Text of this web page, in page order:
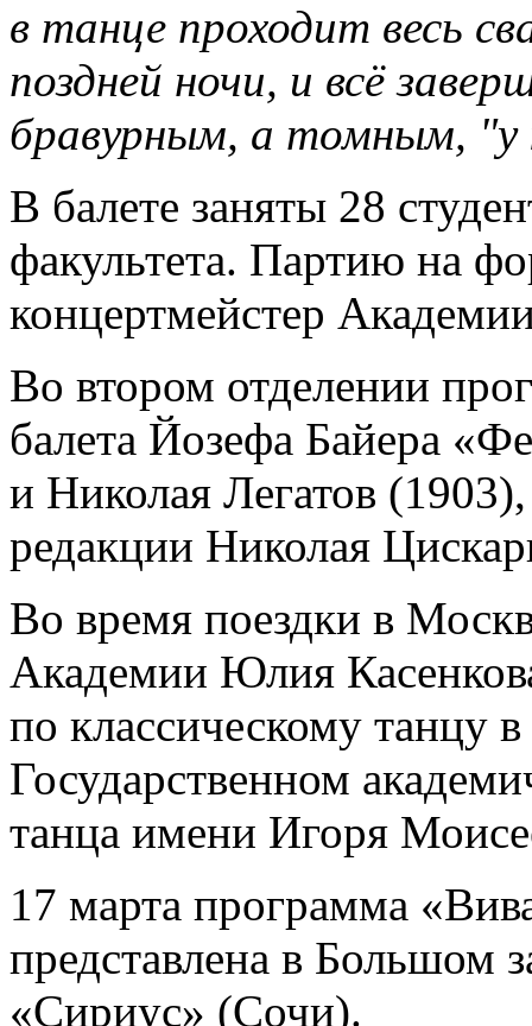
в танце проходит весь
поздней ночи, и всё
бравурным, а томным, "у
В балете заняты 28
факультета. Партию на
концертмейстер
Во втором отделении
балета Йозефа Байера
и Николая Легатов
редакции Николая
Во время поездки в
Академии Юлия
по классическому танцу
Государственном
танца имени Игоря
17 марта программа
представлена в Большом
«Сириус» (Сочи).